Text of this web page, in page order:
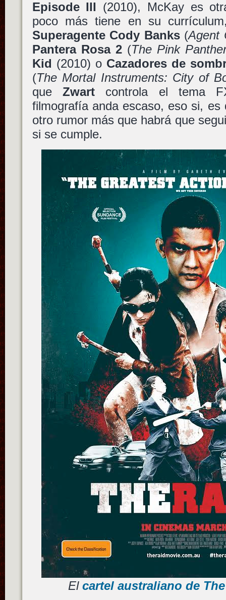
Episode III (2010), McKay es
poco más tiene en su
Superagente Cody Banks(Agent
Pantera Rosa 2(The Pink
Kid (2010) o Cazadores de
(The Mortal Instruments: City of
que Zwartcontrola el tema
filmografía anda escaso, eso si,
otro rumor más que habrá que
si se cumple.
El cartel australiano de